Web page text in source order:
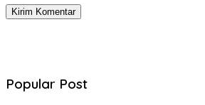
Popular Post